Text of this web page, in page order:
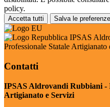
policy.
Accetta tutti Salva le preferenze
IPSAS
Professionale Statale Artigianato
Contatti
IPSAS Aldrovandi Rubbiani -
Artigianato e Servizi